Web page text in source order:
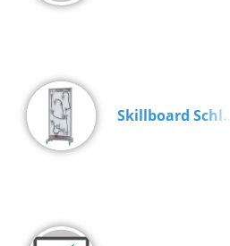
Skillboard Schl…